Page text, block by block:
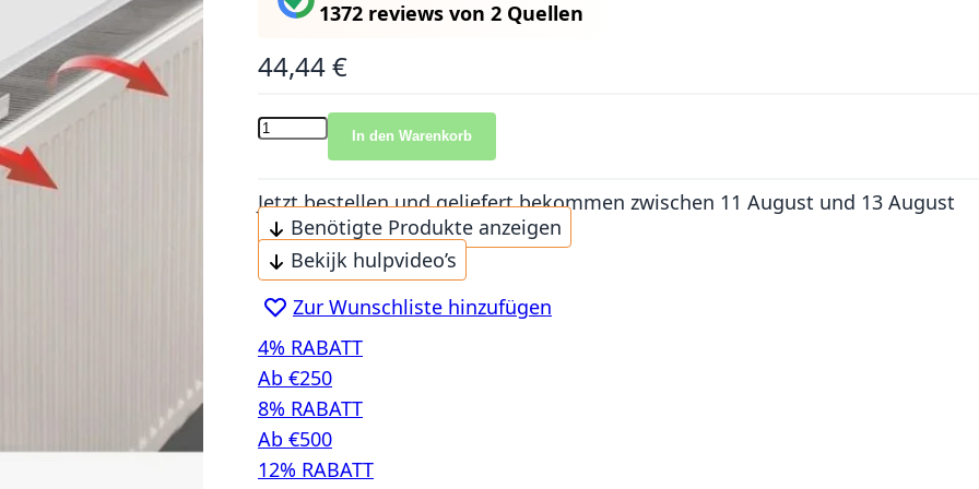
1372 reviews von 2 Quellen
44,44 €
In den Warenkorb
Jetzt bestellen und geliefert bekommen zwischen 11 August und 13 August
Benötigte Produkte anzeigen
Bekijk hulpvideo’s
Zur Wunschliste hinzufügen
4% RABATT
Ab €250
8% RABATT
Ab €500
12% RABATT